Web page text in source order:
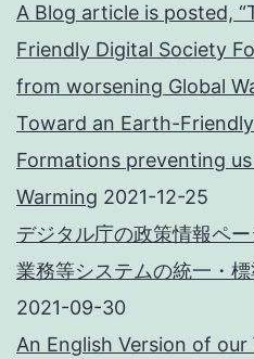
A Blog article is posted,
Friendly Digital Society
from worsening Global
Toward an Earth-
Formations preventing
Warming 2021-12-25
デジタル庁の政策情報ペ
業務等システムの統一・
2021-09-30
An English Version of our